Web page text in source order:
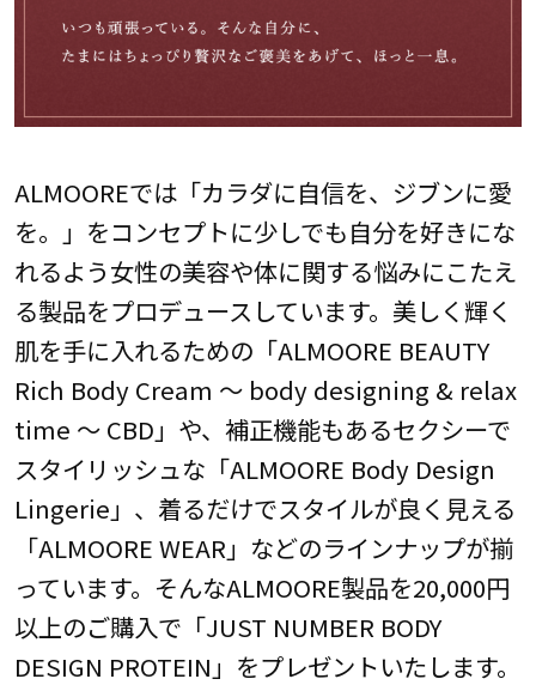
ALMOOREでは「カラダに自信を、ジブンに愛
を。」をコンセプトに少しでも自分を好きにな
れるよう女性の美容や体に関する悩みにこたえ
る製品をプロデュースしています。美しく輝く
肌を手に入れるための「ALMOORE BEAUTY
Rich Body Cream ～ body designing & relax
time ～ CBD」や、補正機能もあるセクシーで
スタイリッシュな「ALMOORE Body Design
Lingerie」、着るだけでスタイルが良く見える
「ALMOORE WEAR」などのラインナップが揃
っています。そんなALMOORE製品を20,000円
以上のご購入で「JUST NUMBER BODY
DESIGN PROTEIN」をプレゼントいたします。